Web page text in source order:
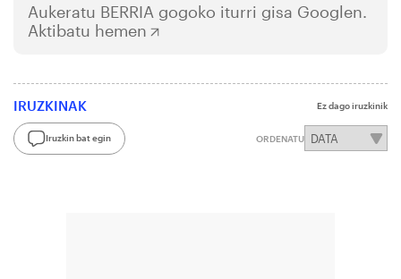
Aukeratu BERRIA gogoko iturri gisa Googlen.
Aktibatu hemen
IRUZKINAK Ez dago iruzkinik
Iruzkin bat egin ORDENATU